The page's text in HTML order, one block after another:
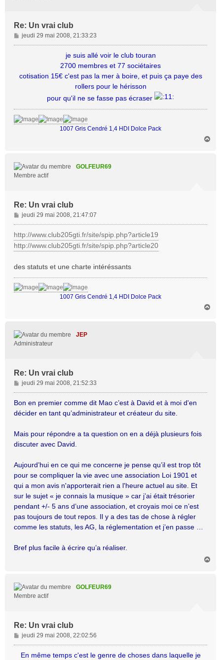
Re: Un vrai club
M
e
g
jeudi 29 mai 2008, 21:33:23
je suis allé voir le club touran
2700 membres et 77 sociétaires
cotisation 15€ c'est pas la mer à boire, et puis ça paye des
rollers pour le hérisson
pour qu'il ne se fasse pas écraser
1007 Gris Cendré 1,4 HDI Dolce Pack
GOLFEUR69
Membre actif
Re: Un vrai club
M
e
s
s
a
e
jeudi 29 mai 2008, 21:47:07
http://www.club205gti.fr/site/spip.php?article19
http://www.club205gti.fr/site/spip.php?article20
des statuts et une charte intéréssants
1007 Gris Cendré 1,4 HDI Dolce Pack
JEP
Administrateur
Re: Un vrai club
M
e
s
s
e
jeudi 29 mai 2008, 21:52:33
Bon en premier comme dit Mao c’est à David et à moi d'en
décider en tant qu’administrateur et créateur du site.
Mais pour répondre a ta question on en a déjà plusieurs fois
discuter avec David.
Aujourd’hui en ce qui me concerne je pense qu’il est trop tôt
pour se compliquer la vie avec une association Loi 1901 et
qui a mon avis n'apporterait rien a l'heure actuel au site. Et
sur le sujet « je connais la musique » car j’ai était trésorier
pendant +/- 5 ans d’une association, et croyais moi ce n’est
pas toujours de tout repos. Il y a des tas de chose à régler
comme les statuts, les AG, la réglementation et j’en passe …
Bref plus facile à écrire qu’a réaliser.
GOLFEUR69
Membre actif
Re: Un vrai club
M
e
s
jeudi 29 mai 2008, 22:02:56
En même temps c'est le genre de choses dans laquelle je